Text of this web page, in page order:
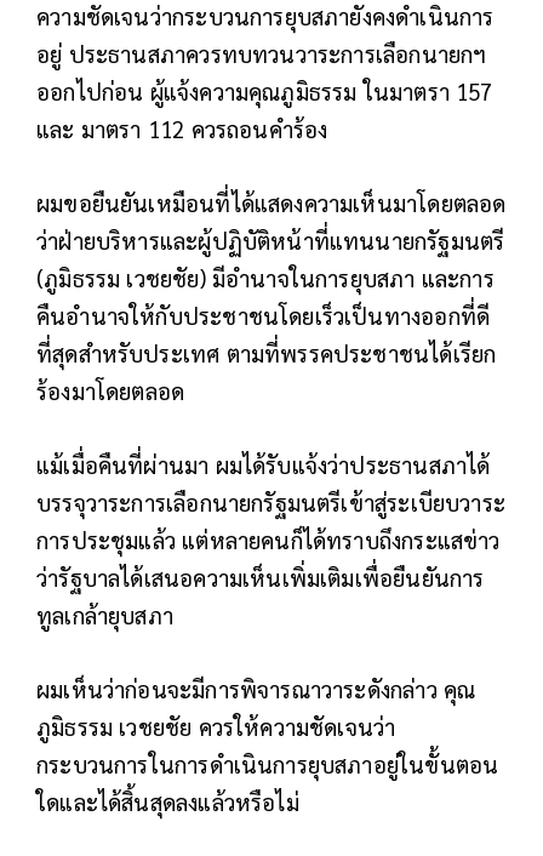
ความชัดเจนว่ากระบวนการยุบสภายังคงดำเนินการ
อยู่ ประธานสภาควรทบทวนวาระการเลือกนายกฯ
ออกไปก่อน ผู้แจ้งความคุณภูมิธรรม ในมาตรา 157
และ มาตรา 112 ควรถอนคำร้อง
ผมขอยืนยันเหมือนที่ได้แสดงความเห็นมาโดยตลอด
ว่าฝ่ายบริหารและผู้ปฏิบัติหน้าที่แทนนายกรัฐมนตรี
(ภูมิธรรม เวชยชัย) มีอำนาจในการยุบสภา และการ
คืนอำนาจให้กับประชาชนโดยเร็วเป็นทางออกที่ดี
ที่สุดสำหรับประเทศ ตามที่พรรคประชาชนได้เรียก
ร้องมาโดยตลอด
แม้เมื่อคืนที่ผ่านมา ผมได้รับแจ้งว่าประธานสภาได้
บรรจุวาระการเลือกนายกรัฐมนตรีเข้าสู่ระเบียบวาระ
การประชุมแล้ว แต่หลายคนก็ได้ทราบถึงกระแสข่าว
ว่ารัฐบาลได้เสนอความเห็นเพิ่มเติมเพื่อยืนยันการ
ทูลเกล้ายุบสภา
ผมเห็นว่าก่อนจะมีการพิจารณาวาระดังกล่าว คุณ
ภูมิธรรม เวชยชัย ควรให้ความชัดเจนว่า
กระบวนการในการดำเนินการยุบสภาอยู่ในขั้นตอน
ใดและได้สิ้นสุดลงแล้วหรือไม่